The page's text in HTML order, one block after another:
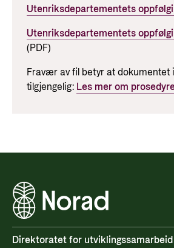
Utenriksdepartementets
Utenriksdepartementets
(PDF)
Fravær av fil betyr at dokumentet
tilgjengelig: Les mer om
Direktoratet for utviklingssamarbeid